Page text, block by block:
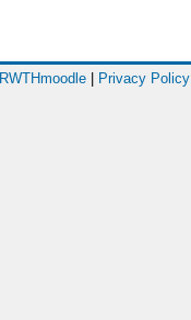
RWTHmoodle Privacy Policy